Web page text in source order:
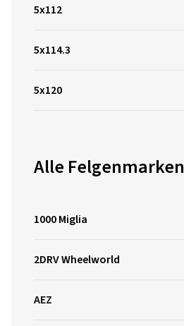
5x112
5x114.3
5x120
Alle Felgenmarken
1000 Miglia
2DRV Wheelworld
AEZ